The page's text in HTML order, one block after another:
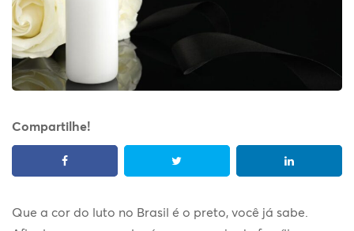
Compartilhe!
Que a cor do luto no Brasil é o preto, você já sabe.